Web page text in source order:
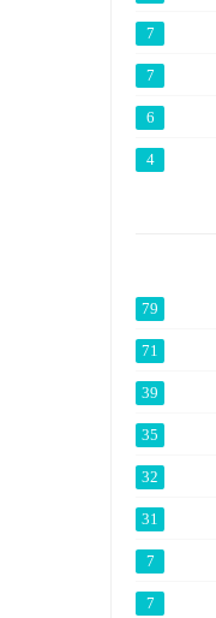
7
7
6
4
79
71
39
35
32
31
7
7